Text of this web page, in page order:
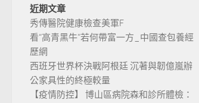
近期文章
秀傳醫院健康檢查美軍F
看“高青黑牛”若何帶富一方_中國查包養經
歷網
西班牙世界杯決戰阿根廷 沉著與韌億嵐辦
公家具性的終極較量
【疫情防控】 博山區病院森和診所體檢：